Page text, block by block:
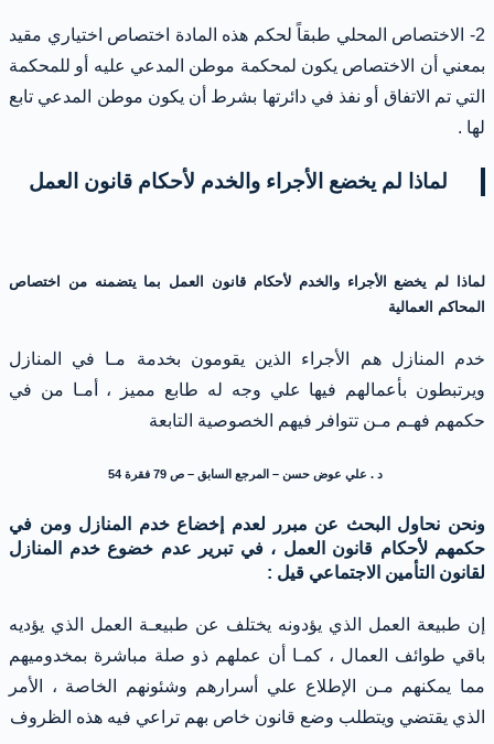
2- الاختصاص المحلي طبقاً لحكم هذه المادة اختصاص اختياري مقيد
بمعني أن الاختصاص يكون لمحكمة موطن المدعي عليه أو للمحكمة
التي تم الاتفاق أو نفذ في دائرتها بشرط أن يكون موطن المدعي تابع
لها .
لماذا لم يخضع الأجراء والخدم لأحكام قانون العمل
لماذا لم يخضع الأجراء والخدم لأحكام قانون العمل بما يتضمنه من اختصاص
المحاكم العمالية
خدم المنازل هم الأجراء الذين يقومون بخدمة مـا في المنازل
ويرتبطون بأعمالهم فيها علي وجه له طابع مميز ، أمـا من في
حكمهم فهـم مـن تتوافر فيهم الخصوصية التابعة
د . علي عوض حسن – المرجع السابق – ص 79 فقرة 54
ونحن نحاول البحث عن مبرر لعدم إخضاع خدم المنازل ومن في
حكمهم لأحكام قانون العمل ، في تبرير عدم خضوع خدم المنازل
لقانون التأمين الاجتماعي قيل :
إن طبيعة العمل الذي يؤدونه يختلف عن طبيعـة العمل الذي يؤديه
باقي طوائف العمال ، كمـا أن عملهم ذو صلة مباشرة بمخدوميهم
مما يمكنهم مـن الإطلاع علي أسرارهم وشئونهم الخاصة ، الأمر
الذي يقتضي ويتطلب وضع قانون خاص بهم تراعي فيه هذه الظروف